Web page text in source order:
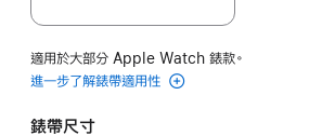
適用於大部分 Apple Watch 錶款。
進一步了解錶帶適用性
錶帶尺寸